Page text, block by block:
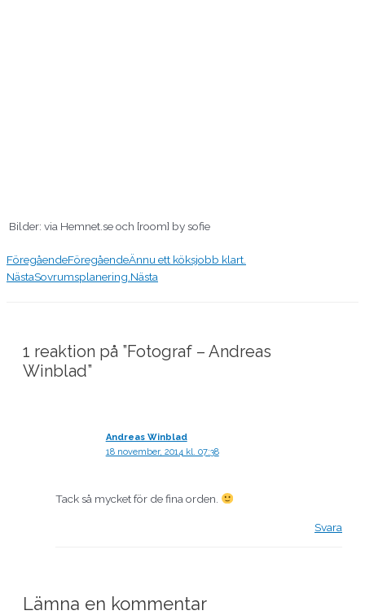
Bilder: via Hemnet.se och [room] by sofie
FöregåendeFöregåendeÄnnu ett köksjobb klart.
NästaSovrumsplanering.Nästa
1 reaktion på ”Fotograf – Andreas
Winblad”
Andreas Winblad
18 november, 2014 kl. 07:38
Tack så mycket för de fina orden.
Svara
Lämna en kommentar